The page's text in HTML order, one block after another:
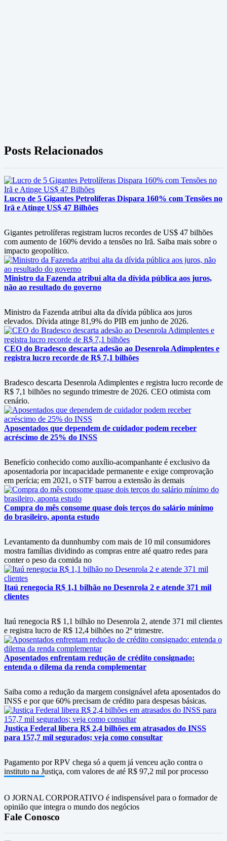
Posts Relacionados
Lucro de 5 Gigantes Petrolíferas Dispara 160% com Tensões no
Irã e Atinge US$ 47 Bilhões
Gigantes petrolíferas registram lucros recordes de US$ 47 bilhões
com aumento de 160% devido a tensões no Irã. Saiba mais sobre o
impacto geopolítico.
Ministro da Fazenda atribui alta da dívida pública aos juros,
não ao resultado do governo
Ministro da Fazenda atribui alta da dívida pública aos juros
elevados. Dívida atinge 81,9% do PIB em junho de 2026.
CEO do Bradesco descarta adesão ao Desenrola Adimplentes e
registra lucro recorde de R$ 7,1 bilhões
Bradesco descarta Desenrola Adimplentes e registra lucro recorde de
R$ 7,1 bilhões no segundo trimestre de 2026. CEO otimista com
cenário.
Aposentados que dependem de cuidador podem receber
acréscimo de 25% do INSS
Benefício conhecido como auxílio-acompanhante é exclusivo da
aposentadoria por incapacidade permanente e exige comprovação
em perícia; em 2021, o STF barrou a extensão às demais
Compra do mês consome quase dois terços do salário mínimo
do brasileiro, aponta estudo
Levantamento da dunnhumby com mais de 10 mil consumidores
mostra famílias dividindo as compras entre até quatro redes para
conter o peso da comida no
Itaú renegocia R$ 1,1 bilhão no Desenrola 2 e atende 371 mil
clientes
Itaú renegocia R$ 1,1 bilhão no Desenrola 2, atende 371 mil clientes
e registra lucro de R$ 12,4 bilhões no 2º trimestre.
Aposentados enfrentam redução de crédito consignado:
entenda o dilema da renda complementar
Saiba como a redução da margem consignável afeta aposentados do
INSS e por que 60% precisam de crédito para despesas básicas.
Justiça Federal libera R$ 2,4 bilhões em atrasados do INSS
para 157,7 mil segurados; veja como consultar
Pagamento por RPV chega só a quem já venceu ação contra o
instituto na Justiça, com valores de até R$ 97,2 mil por processo
O JORNAL CORPORATIVO é indispensável para o formador de
opinião que integra o mundo dos negócios
Fale Conosco